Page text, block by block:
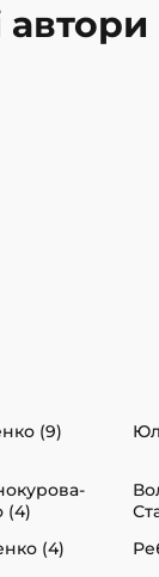
(9)
(4)
(4)